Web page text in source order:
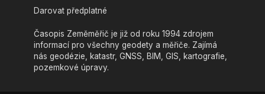
Darovat předplatné
Časopis Zeměměřič je již od roku 1994 zdrojem
informací pro všechny geodety a měřiče. Zajímá
nás geodézie, katastr, GNSS, BIM, GIS, kartografie,
pozemkové úpravy.